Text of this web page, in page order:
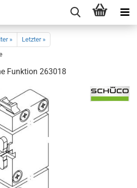
»
Letzter »
Funk­ti­on 263018